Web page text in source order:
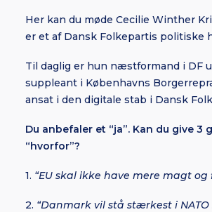
Her kan du møde Cecilie Winther
er et af Dansk Folkepartis politiske
Til daglig er hun næstformand i DF
suppleant i Københavns
ansat i den digitale stab i Dansk
Du anbefaler et “ja”. Kan du give 3
“hvorfor”?
1. “EU skal ikke have mere magt og
2. “Danmark vil stå stærkest i